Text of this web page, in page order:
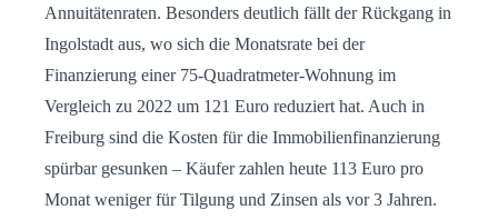
Annuitätenraten. Besonders deutlich fällt der Rückgang in
Ingolstadt aus, wo sich die Monatsrate bei der
Finanzierung einer 75-Quadratmeter-Wohnung im
Vergleich zu 2022 um 121 Euro reduziert hat. Auch in
Freiburg sind die Kosten für die Immobilienfinanzierung
spürbar gesunken – Käufer zahlen heute 113 Euro pro
Monat weniger für Tilgung und Zinsen als vor 3 Jahren.